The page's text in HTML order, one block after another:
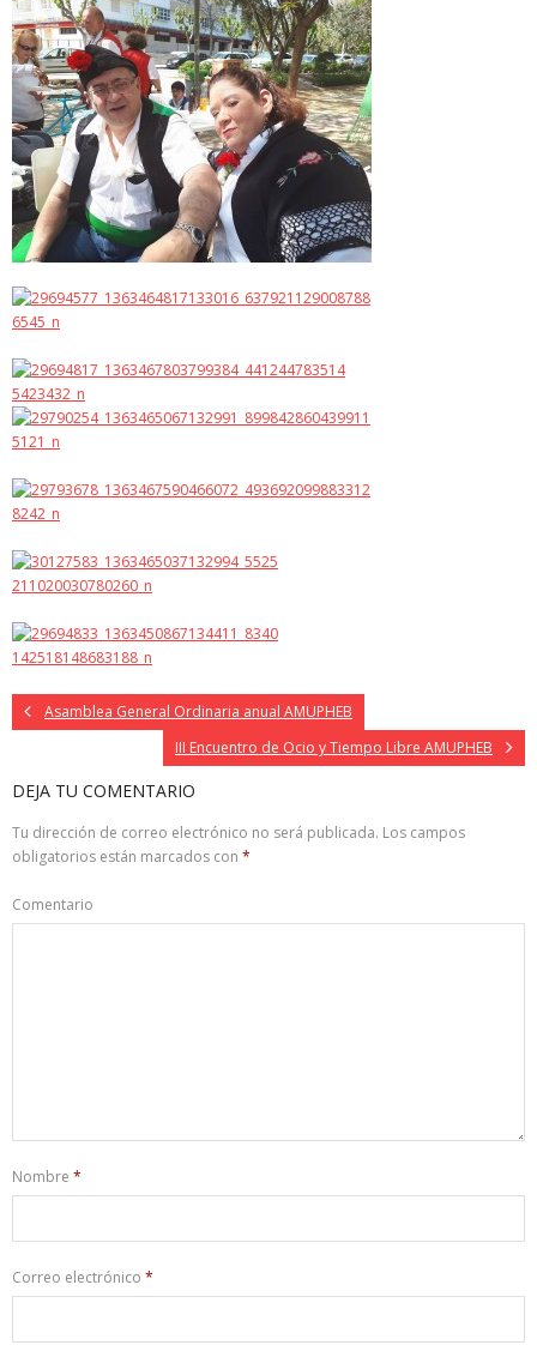
Asamblea General Ordinaria anual AMUPHEB
III Encuentro de Ocio y Tiempo Libre AMUPHEB
DEJA TU COMENTARIO
Tu dirección de correo electrónico no será publicada. Los campos
obligatorios están marcados con *
Comentario
Nombre *
Correo electrónico *